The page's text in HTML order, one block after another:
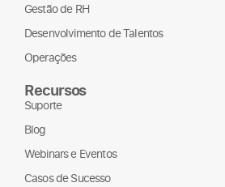
Gestão de RH
Desenvolvimento de Talentos
Operações
Recursos
Suporte
Blog
Webinars e Eventos
Casos de Sucesso